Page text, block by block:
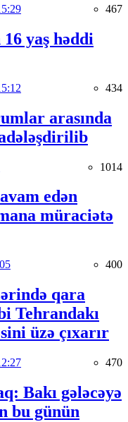
467
yaş həddi
434
arasında
1014
edən
müraciətə
400
qara
Tehrandakı
üzə çıxarır
470
Bakı gələcəyə
bu günün